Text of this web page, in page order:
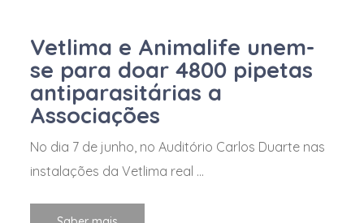
Vetlima e Animalife unem-
se para doar 4800 pipetas
antiparasitárias a
Associações
No dia 7 de junho, no Auditório Carlos Duarte nas
instalações da Vetlima real ...